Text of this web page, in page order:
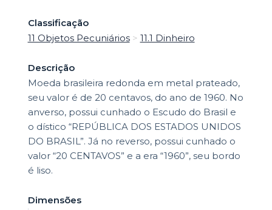
Classificação
11 Objetos Pecuniários> 11.1 Dinheiro
Descrição
Moeda brasileira redonda em metal prateado,
seu valor é de 20 centavos, do ano de 1960. No
anverso, possui cunhado o Escudo do Brasil e
o dístico “REPÚBLICA DOS ESTADOS UNIDOS
DO BRASIL”. Já no reverso, possui cunhado o
valor “20 CENTAVOS” e a era “1960”, seu bordo
é liso.
Dimensões